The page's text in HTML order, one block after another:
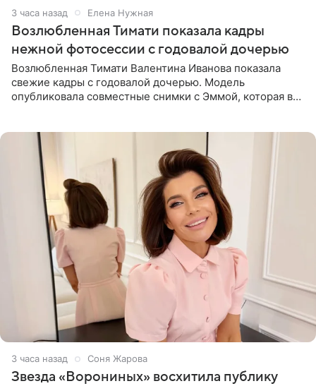
3 часа назад Елена Нужная
Возлюбленная Тимати показала кадры
нежной фотосессии с годовалой дочерью
Возлюбленная Тимати Валентина Иванова показала
свежие кадры с годовалой дочерью. Модель
опубликовала совместные снимки с Эммой, которая в
3 часа назад Соня Жарова
Звезда «Ворониных» восхитила публику